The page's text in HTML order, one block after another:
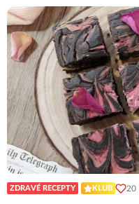
ZDRAVÉ RECEPTY KLUB 20